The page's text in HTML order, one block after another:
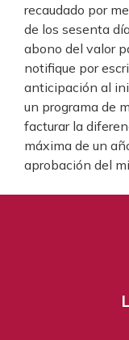
recaudado por
de los sesenta
abono del valor
notifique por
anticipación al
un programa de
facturar la
máxima de un
aprobación del